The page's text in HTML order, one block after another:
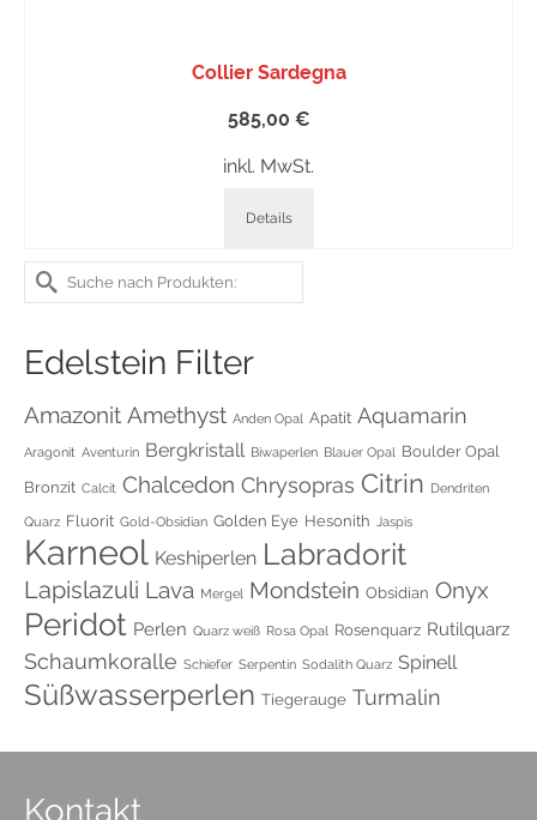
Collier Sardegna
585,00 €
inkl. MwSt.
Details
Suche
nach:
Edelstein Filter
Amazonit Amethyst Anden Opal Apatit Aquamarin
Aragonit Aventurin Bergkristall Biwaperlen Blauer Opal Boulder Opal
Bronzit Calcit Chalcedon Chrysopras Citrin Dendriten
Quarz Fluorit Gold-Obsidian Golden Eye Hesonith Jaspis
Karneol Keshiperlen Labradorit
Lapislazuli Lava Mergel Mondstein Obsidian Onyx
Peridot Perlen Quarz weiß Rosa Opal Rosenquarz Rutilquarz
Schaumkoralle Schiefer Serpentin Sodalith Quarz Spinell
Süßwasserperlen Tiegerauge Turmalin
Kontakt